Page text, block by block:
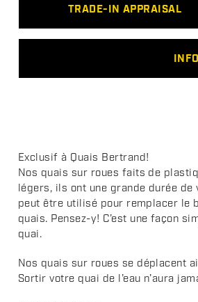
TRADE-IN APPRAISAL
s
c
r
i
p
t
i
o
Exclusif à Quais Bertrand!
Nos quais sur roues faits de
légers, ils ont une grande durée
peut être utilisé pour remplacer le
quais. Pensez-y! C’est une façon
quai.
Nos quais sur roues se déplacent
Sortir votre quai de l’eau n’aura